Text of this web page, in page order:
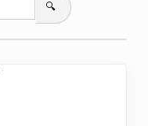
🔍